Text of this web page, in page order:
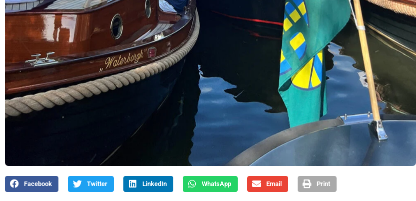
Facebook Twitter LinkedIn WhatsApp Email Print